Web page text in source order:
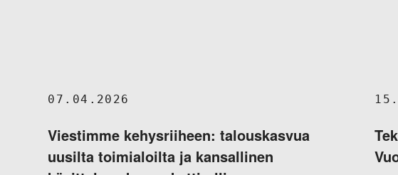
07.04.2026
Viestimme kehysriiheen: talouskasvua
uusilta toimialoilta ja kansallinen